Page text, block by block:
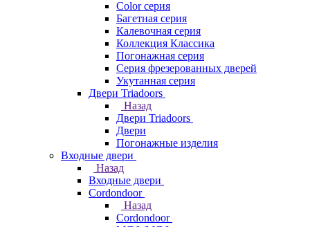
Color серия
Багетная серия
Калевочная серия
Коллекция Классика
Погонажная серия
Серия фрезерованных дверей
Укутанная серия
Двери Triadoors
Назад
Двери Triadoors
Двери
Погонажные изделия
Входные двери
Назад
Входные двери
Cordondoor
Назад
Cordondoor